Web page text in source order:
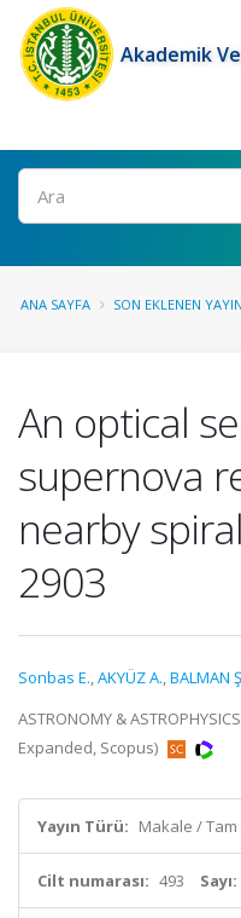
Akademik
Ara
ANA SAYFA SON EKLENEN
An optical
supernova
nearby
2903
Sonbas E.,AKYÜZ A.,BALMAN
ASTRONOMY &
Expanded, Scopus)
Yayın Türü: Makale /
Cilt numarası: 493 Sayı: